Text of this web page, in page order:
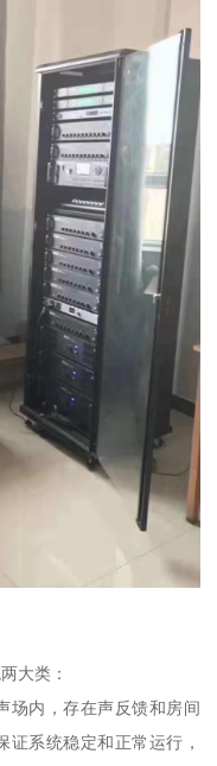
大类：
场内，存在声反馈和房间
系统稳定和正常运行，